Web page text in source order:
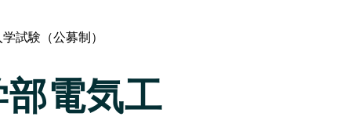
試験（公募制）
部電気工